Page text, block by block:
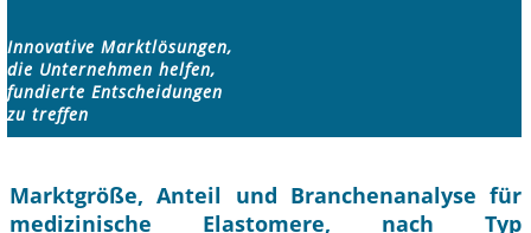
Innovative Marktlösungen,
die Unternehmen helfen,
fundierte Entscheidungen
zu treffen
Marktgröße, Anteil und Branchenanalyse für
medizinische Elastomere, nach Typ